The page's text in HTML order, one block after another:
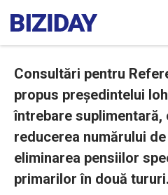
Consultări pentru
propus președintelui
întrebare suplimentară,
reducerea numărului
eliminarea pensiilor
primarilor în două tururi.